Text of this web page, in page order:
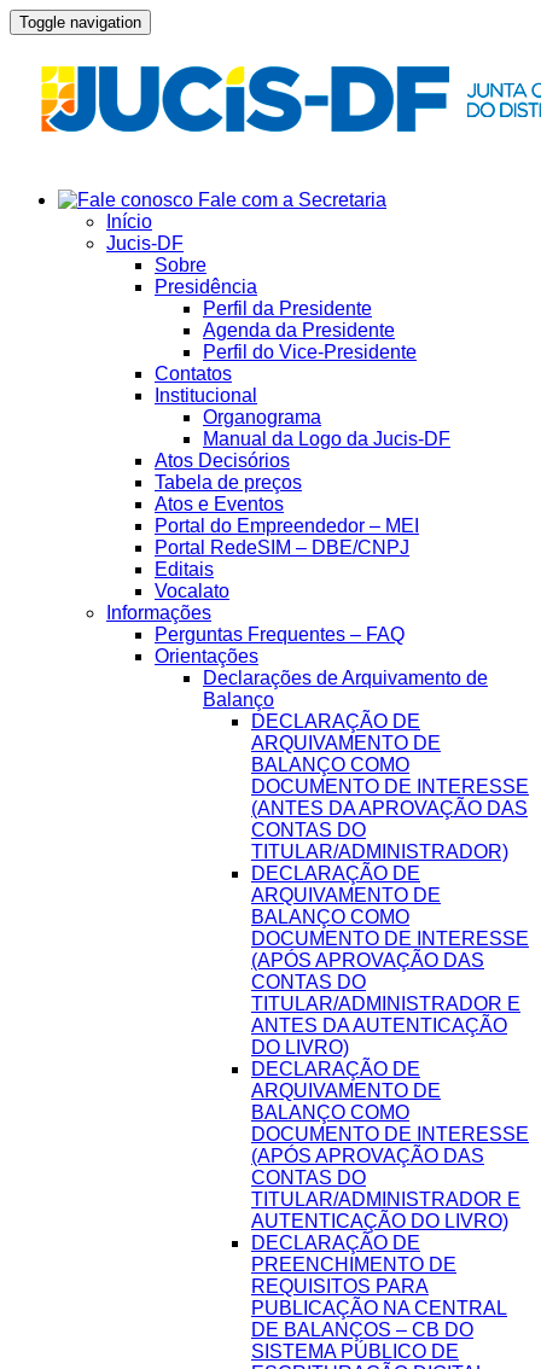
Toggle navigation
Fale com a Secretaria
Início
Jucis-DF
Sobre
Presidência
Perfil da Presidente
Agenda da Presidente
Perfil do Vice-Presidente
Contatos
Institucional
Organograma
Manual da Logo da Jucis-DF
Atos Decisórios
Tabela de preços
Atos e Eventos
Portal do Empreendedor – MEI
Portal RedeSIM – DBE/CNPJ
Editais
Vocalato
Informações
Perguntas Frequentes – FAQ
Orientações
Declarações de Arquivamento de
Balanço
DECLARAÇÃO DE
ARQUIVAMENTO DE
BALANÇO COMO
DOCUMENTO DE INTERESSE
(ANTES DA APROVAÇÃO DAS
CONTAS DO
TITULAR/ADMINISTRADOR)
DECLARAÇÃO DE
ARQUIVAMENTO DE
BALANÇO COMO
DOCUMENTO DE INTERESSE
(APÓS APROVAÇÃO DAS
CONTAS DO
TITULAR/ADMINISTRADOR E
ANTES DA AUTENTICAÇÃO
DO LIVRO)
DECLARAÇÃO DE
ARQUIVAMENTO DE
BALANÇO COMO
DOCUMENTO DE INTERESSE
(APÓS APROVAÇÃO DAS
CONTAS DO
TITULAR/ADMINISTRADOR E
AUTENTICAÇÃO DO LIVRO)
DECLARAÇÃO DE
PREENCHIMENTO DE
REQUISITOS PARA
PUBLICAÇÃO NA CENTRAL
DE BALANÇOS – CB DO
SISTEMA PÚBLICO DE